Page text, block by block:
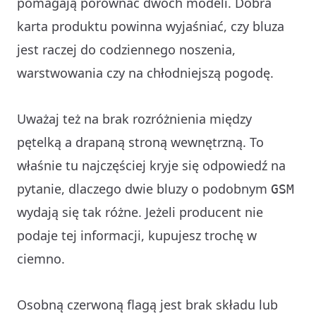
karta produktu powinna wyjaśniać, czy bluza
jest raczej do codziennego noszenia,
warstwowania czy na chłodniejszą pogodę.
Uważaj też na brak rozróżnienia między
pętelką a drapaną stroną wewnętrzną. To
właśnie tu najczęściej kryje się odpowiedź na
pytanie, dlaczego dwie bluzy o podobnym GSM
wydają się tak różne. Jeżeli producent nie
podaje tej informacji, kupujesz trochę w
ciemno.
Osobną czerwoną flagą jest brak składu lub